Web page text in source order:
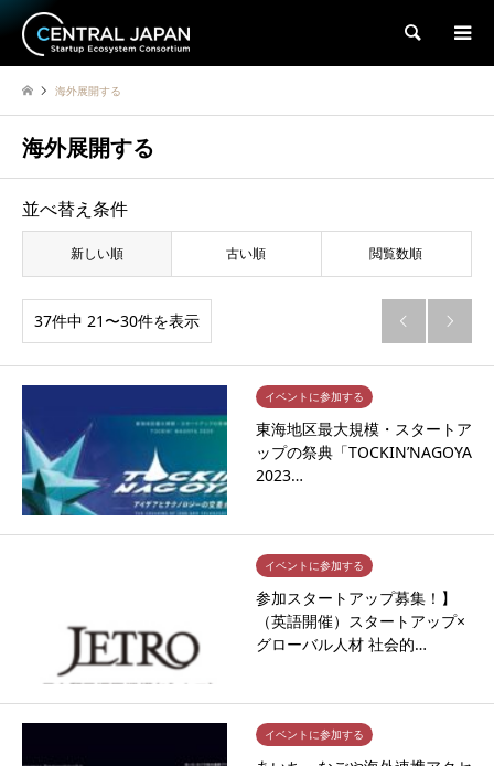
検索
海外展開する
海外展開する
並べ替え条件
新しい順 古い順 閲覧数順
37件中 21〜30件を表示  
イベントに参加する
東海地区最大規模・スタートア
ップの祭典「TOCKIN’NAGOYA
2023…
イベントに参加する
参加スタートアップ募集！】
（英語開催）スタートアップ×
グローバル人材 社会的…
イベントに参加する